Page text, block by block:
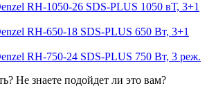
RH-1050-26 SDS-PLUS 1050 вТ, 3+1
RH-650-18 SDS-PLUS 650 Вт, 3+1
RH-750-24 SDS-PLUS 750 Вт, 3 реж.
Не знаете подойдет ли это вам?